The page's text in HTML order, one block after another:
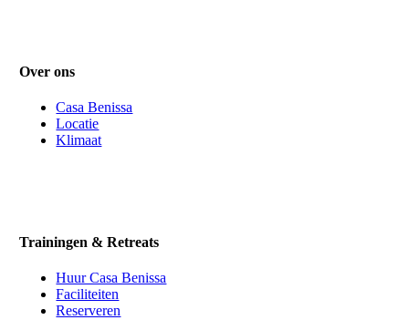
Over ons
Casa Benissa
Locatie
Klimaat
Trainingen & Retreats
Huur Casa Benissa
Faciliteiten
Reserveren